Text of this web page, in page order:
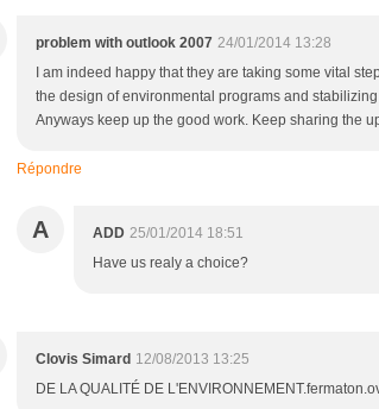
problem with outlook 2007 24/01/2014 13:28
I am indeed happy that they are taking some vital
the design of environmental programs and
Anyways keep up the good work. Keep sharing the
Répondre
A ADD 25/01/2014 18:51
Have us realy a choice?
Clovis Simard 12/08/2013 13:25
DE LA QUALITÉ DE